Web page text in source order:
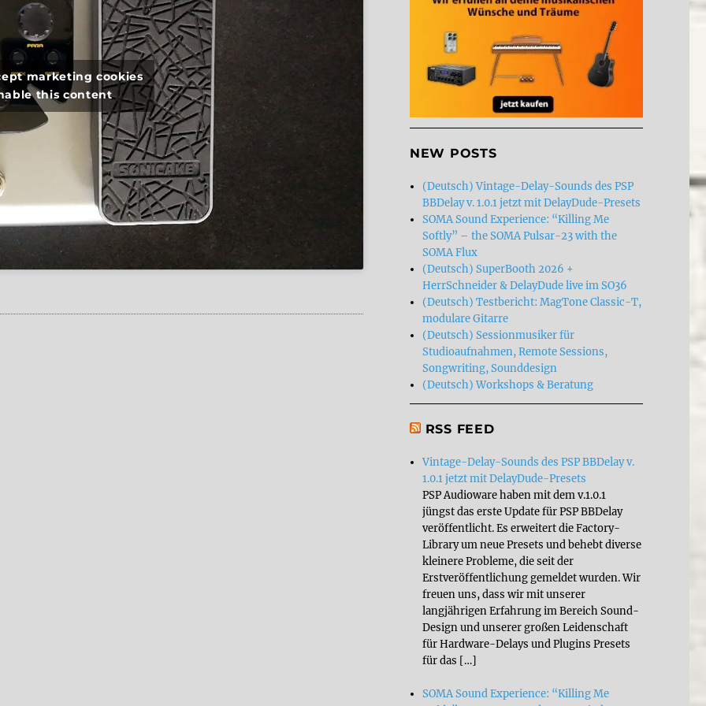
marketing cookies
this content
NEW POSTS
(Deutsch) Vintage-Delay-Sounds des PSP
BBDelay v. 1.0.1 jetzt mit DelayDude-Presets
SOMA Sound Experience: “Killing Me
Softly” – the SOMA Pulsar-23 with the
SOMA Flux
(Deutsch) SuperBooth 2026 +
HerrSchneider & DelayDude live im SO36
(Deutsch) Testbericht: MagTone Classic-T,
modulare Gitarre
(Deutsch) Sessionmusiker für
Studioaufnahmen, Remote Sessions,
Songwriting, Sounddesign
(Deutsch) Workshops & Beratung
RSS FEED
Vintage-Delay-Sounds des PSP BBDelay v.
1.0.1 jetzt mit DelayDude-Presets
PSP Audioware haben mit dem v.1.0.1
jüngst das erste Update für PSP BBDelay
veröffentlicht. Es erweitert die Factory-
Library um neue Presets und behebt diverse
kleinere Probleme, die seit der
Erstveröffentlichung gemeldet wurden. Wir
freuen uns, dass wir mit unserer
langjährigen Erfahrung im Bereich Sound-
Design und unserer großen Leidenschaft
für Hardware-Delays und Plugins Presets
für das […]
SOMA Sound Experience: “Killing Me